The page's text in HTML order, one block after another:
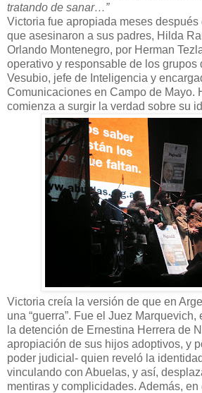
tratando de sanar…”
Victoria fue apropiada meses después
que asesinaron a sus padres, Hilda
Orlando Montenegro, por Herman
operativo y responsable de los grupos
Vesubio, jefe de Inteligencia y
Comunicaciones en Campo de Mayo.
comienza a surgir la verdad sobre su
Victoria creía la versión de que en
una “guerra”. Fue el Juez
la detención de Ernestina Herrera de
apropiación de sus hijos adoptivos, y
poder judicial- quien reveló la
vinculando con Abuelas, y así,
mentiras y complicidades. Además, en